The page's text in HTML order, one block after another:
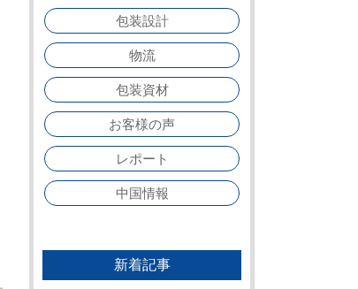
包装設計
物流
包装資材
お客様の声
レポート
中国情報
新着記事